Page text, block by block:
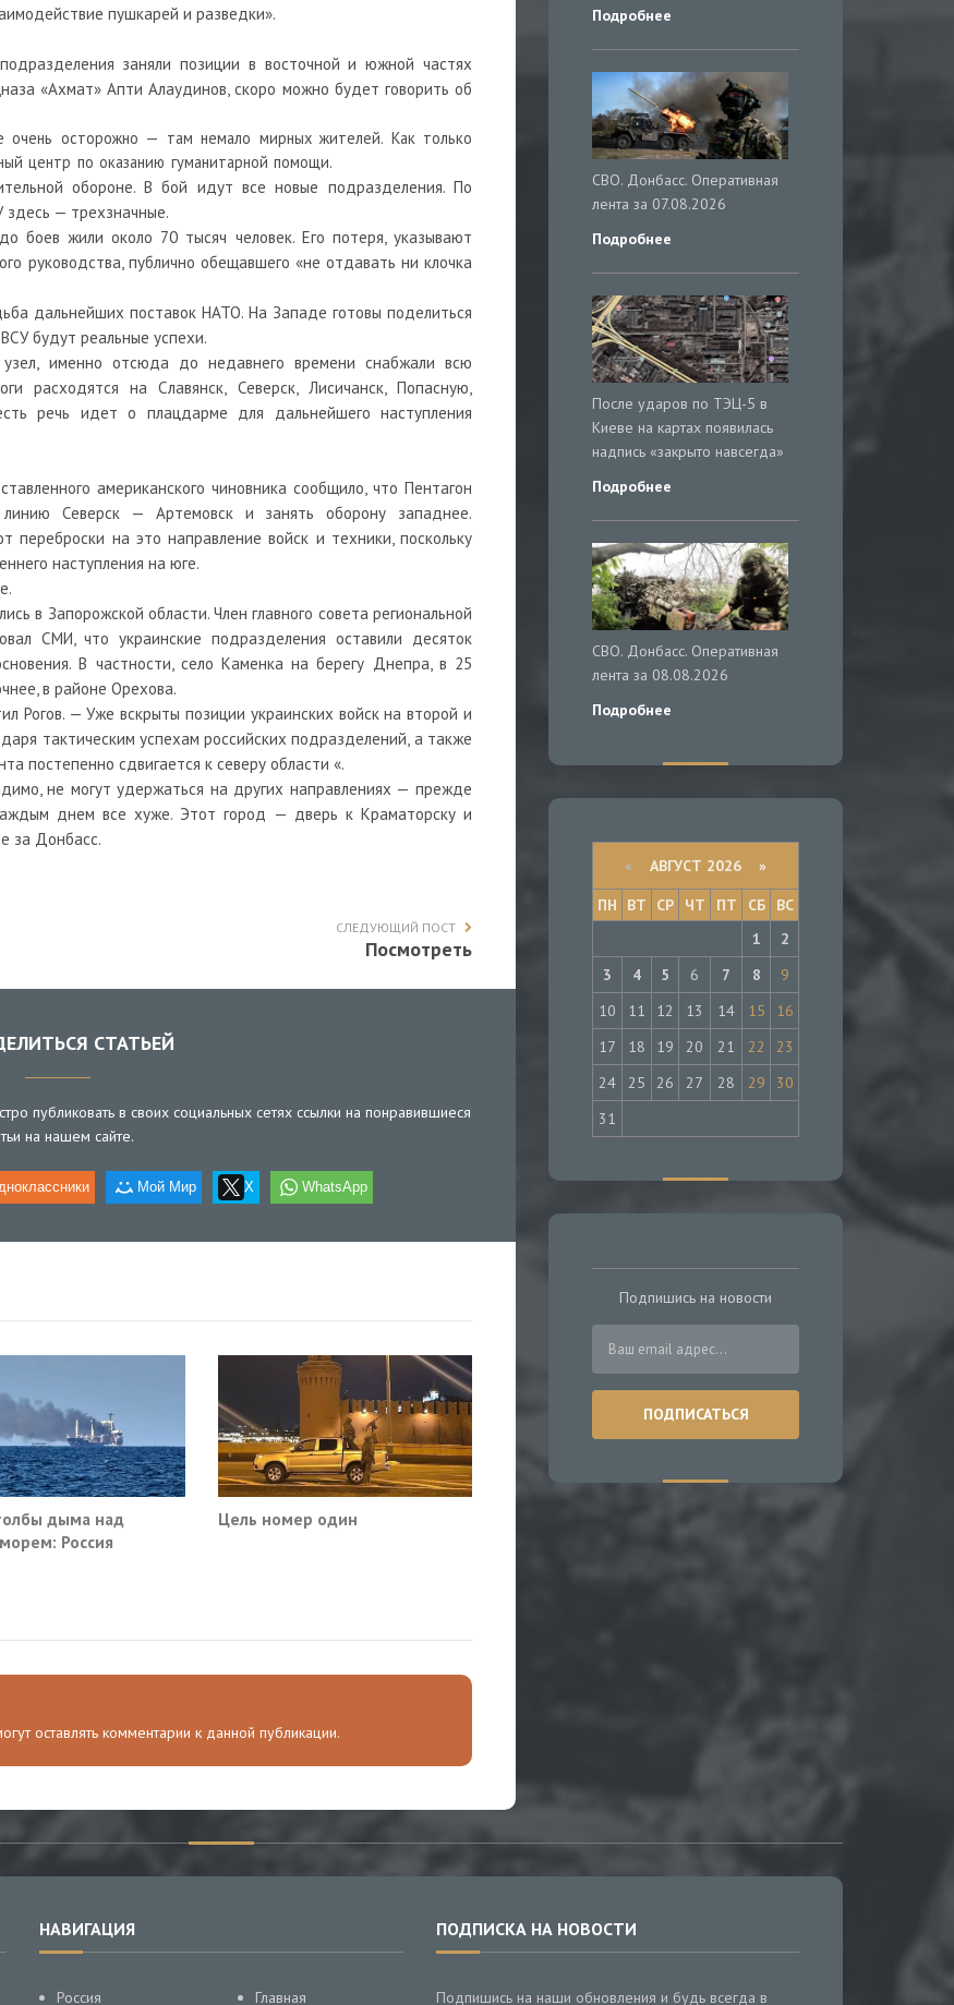
пушкарей и разведки».
заняли позиции в восточной и южной частях
«Ахмат» Апти Алаудинов, скоро можно будет говорить об
очень осторожно — там немало мирных жителей. Как только
центр по оказанию гуманитарной помощи.
обороне. В бой идут все новые подразделения. По
— трехзначные.
боев жили около 70 тысяч человек. Его потеря, указывают
руководства, публично обещавшего «не отдавать ни клочка
дальнейших поставок НАТО. На Западе готовы поделиться
будут реальные успехи.
именно отсюда до недавнего времени снабжали всю
расходятся на Славянск, Северск, Лисичанск, Попасную,
речь идет о плацдарме для дальнейшего наступления
американского чиновника сообщило, что Пентагон
линию Северск — Артемовск и занять оборону западнее.
переброски на это направление войск и техники, поскольку
наступления на юге.
в Запорожской области. Член главного совета региональной
СМИ, что украинские подразделения оставили десяток
В частности, село Каменка на берегу Днепра, в 25
в районе Орехова.
Рогов. — Уже вскрыты позиции украинских войск на второй и
тактическим успехам российских подразделений, а также
постепенно сдвигается к северу области «.
не могут удержаться на других направлениях — прежде
днем все хуже. Этот город — дверь к Краматорску и
за Донбасс.
СЛЕДУЮЩИЙ ПОСТ
Посмотреть
СТАТЬЕЙ
публиковать в своих социальных сетях ссылки на понравившиеся
на нашем сайте.
Мой Мир X WhatsApp
дыма над
Россия
Цель номер один
оставлять комментарии к данной публикации.
Подробнее
СВО. Донбасс. Оперативная
лента за 07.08.2026
Подробнее
После ударов по ТЭЦ-5 в
Киеве на картах появилась
надпись «закрыто навсегда»
Подробнее
СВО. Донбасс. Оперативная
лента за 08.08.2026
Подробнее
« АВГУСТ 2026 »
ПН
ВТ СР ЧТ ПТ СБ
ВС
1
2
3
4 5 6 7 8
9
10
11 12 13 14 15
16
17
18 19 20 21 22
23
24
25 26 27 28 29
30
31
Подпишись на новости
НАВИГАЦИЯ
Россия Главная
ПОДПИСКА НА НОВОСТИ
Подпишись на наши обновления и будь всегда в